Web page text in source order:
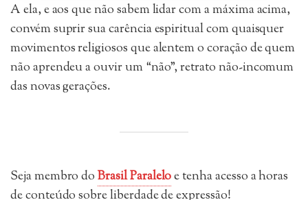
A ela, e aos que não sabem lidar com a máxima acima,
convém suprir sua carência espiritual com quaisquer
movimentos religiosos que alentem o coração de quem
não aprendeu a ouvir um “não”, retrato não-incomum
das novas gerações.
Seja membro doBrasil Paraleloe tenha acesso a horas
de conteúdo sobre liberdade de expressão!